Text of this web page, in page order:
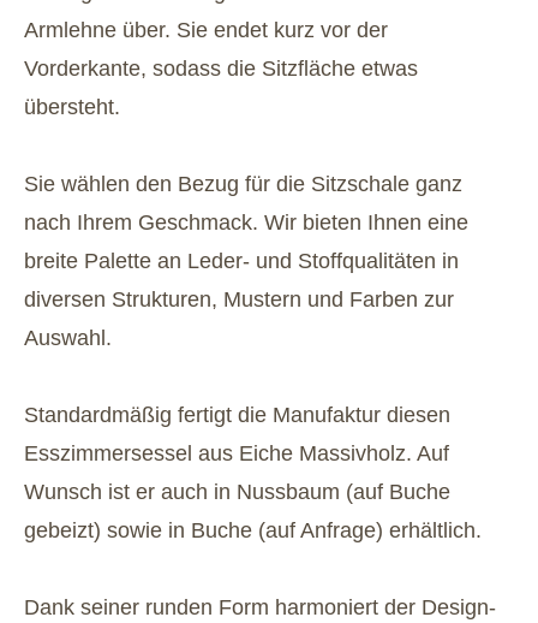
Armlehne über. Sie endet kurz vor der
Vorderkante, sodass die Sitzfläche etwas
übersteht.
Sie wählen den Bezug für die Sitzschale ganz
nach Ihrem Geschmack. Wir bieten Ihnen eine
breite Palette an Leder- und Stoffqualitäten in
diversen Strukturen, Mustern und Farben zur
Auswahl.
Standardmäßig fertigt die Manufaktur diesen
Esszimmersessel aus Eiche Massivholz. Auf
Wunsch ist er auch in Nussbaum (auf Buche
gebeizt) sowie in Buche (auf Anfrage) erhältlich.
Dank seiner runden Form harmoniert der Design-